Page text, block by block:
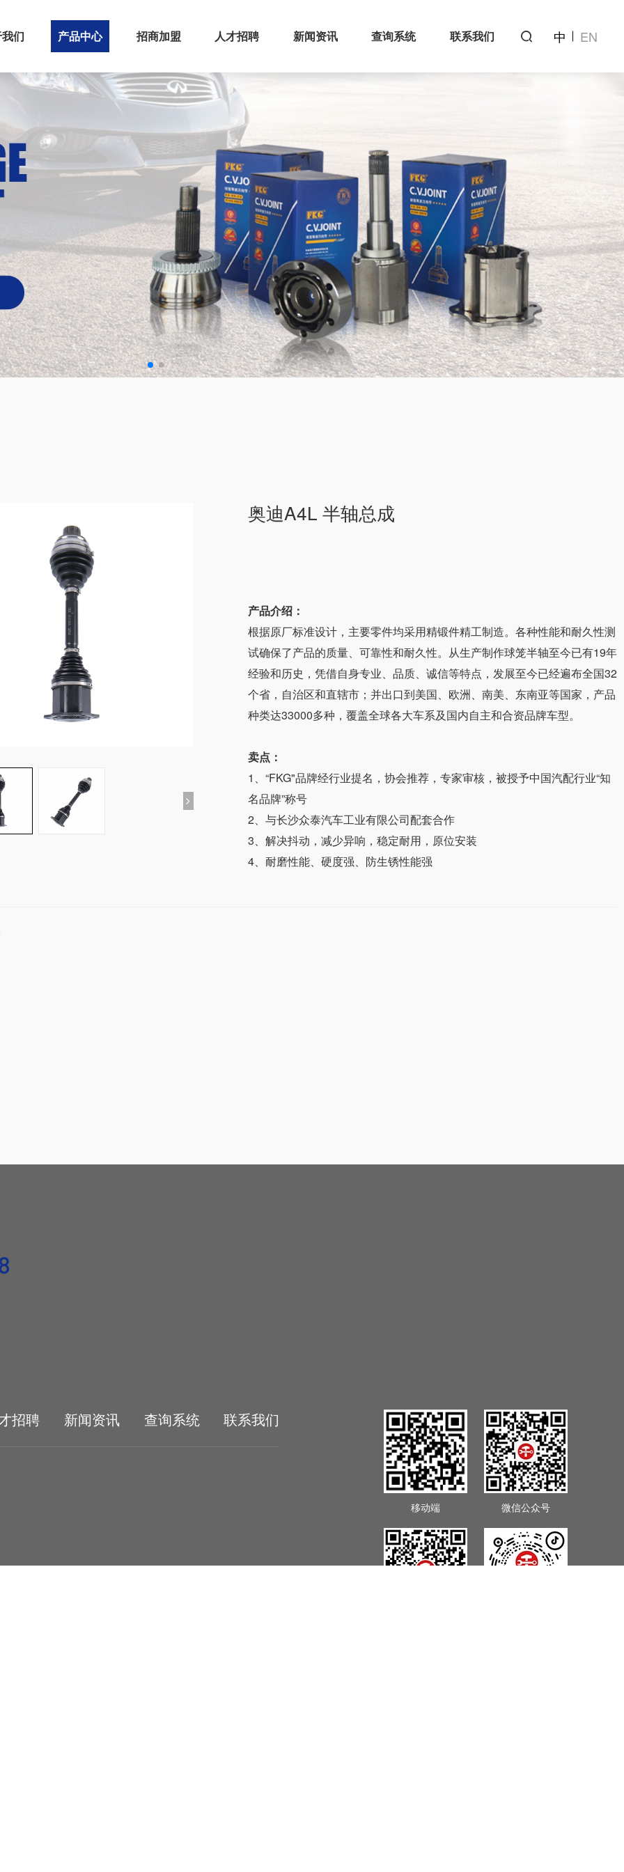
们 产品中心 招商加盟 人才招聘 新闻资讯 查询系统 联系我们  中 EN
奥迪A4L 半轴总成
产品介绍：
根据原厂标准设计，主要零件均采用精锻件精工制造。各种性能和耐久性测
试确保了产品的质量、可靠性和耐久性。从生产制作球笼半轴至今已有19年
经验和历史，凭借自身专业、品质、诚信等特点，发展至今已经遍布全国32
个省，自治区和直辖市；并出口到美国、欧洲、南美、东南亚等国家，产品
种类达33000多种，覆盖全球各大车系及国内自主和合资品牌车型。
卖点：
1、“FKG"品牌经行业提名，协会推荐，专家审核，被授予中国汽配行业“知
名品牌”称号
2、与长沙众泰汽车工业有限公司配套合作
3、解决抖动，减少异响，稳定耐用，原位安装
4、耐磨性能、硬度强、防生锈性能强
招聘 新闻资讯 查询系统 联系我们
移动端 微信公众号